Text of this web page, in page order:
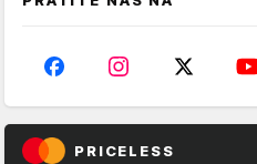
PRICELESS